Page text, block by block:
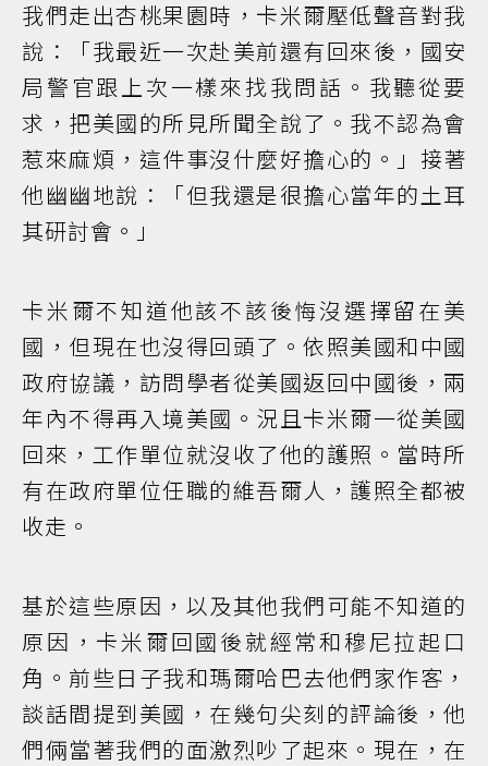
我們走出杏桃果園時，卡米爾壓低聲音對我
說：「我最近一次赴美前還有回來後，國安
局警官跟上次一樣來找我問話。我聽從要
求，把美國的所見所聞全說了。我不認為會
惹來麻煩，這件事沒什麼好擔心的。」接著
他幽幽地說：「但我還是很擔心當年的土耳
其研討會。」
卡米爾不知道他該不該後悔沒選擇留在美
國，但現在也沒得回頭了。依照美國和中國
政府協議，訪問學者從美國返回中國後，兩
年內不得再入境美國。況且卡米爾一從美國
回來，工作單位就沒收了他的護照。當時所
有在政府單位任職的維吾爾人，護照全都被
收走。
基於這些原因，以及其他我們可能不知道的
原因，卡米爾回國後就經常和穆尼拉起口
角。前些日子我和瑪爾哈巴去他們家作客，
談話間提到美國，在幾句尖刻的評論後，他
們倆當著我們的面激烈吵了起來。現在，在